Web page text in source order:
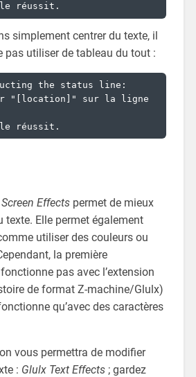
réussit.
simplement centrer du texte, il
pas utiliser de tableau du tout :
the status line:
réussit.
Effectspermet de mieux
texte. Elle permet également
utiliser des couleurs ou
la première
pas avec l’extension
de format Z-machine/Glulx)
qu’avec des caractères
vous permettra de modifier
: Glulx Text Effects; gardez